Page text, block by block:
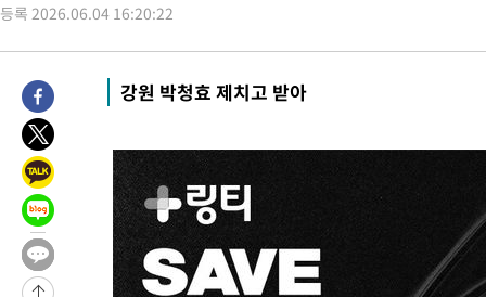
날씨]
4시간 전 >축구협회 "압수수색·성접대 논란 사과…쇄신의 기회로 삼겠다"
5시간 전 >[속보]'압수수색·성접대 논란' 축구협회 "실망과 걱정 안겨드려
8시간 전 >
'최고 37도' 폭염 지속…강원동해안 최대 150㎜ 비
10시간 전 >
[속보]뉴욕증시 상승 마감…S&P 0.6% 나스닥 1.3%↑
-23832초 전 >
-14879초 전 >
[속보]與최고위원 제주·인천 순회경선…박선원·최민희·서미
한민수·김용 순
-14832초 전 >
[속보]김민석, 與 전대 당원투표 누적 득표율 45.42%로 1위…
청래 44.56%
-14114초 전 >
[속보]與 대표 경선 제주·인천 당원투표…金 47.75%·鄭
42.08%·宋 10.17%
-13648초 전 >
이강인 "아틀레티코 이적 기뻐…등번호 7번 의미보단 팀 위해
것"
-13583초 전 >
[속보]與 당대표 경선, 제주·인천 권리당원 투표 김민석 승리
등록 2026.06.04 16:20:22
강원 박청효 제치고 받아